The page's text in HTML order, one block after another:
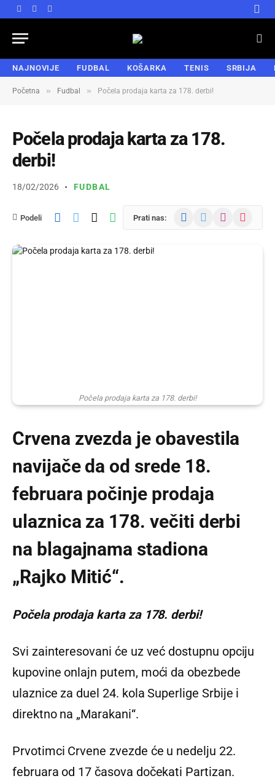
Facebook
X
Instagram
NAJNOVIJE FUDBAL KOŠARKA TENIS SRBIJA
Početna » Fudbal » Počela prodaja karta za 178. derbi!
Počela prodaja karta za 178.
derbi!
18/02/2026 FUDBAL
Podeli Prati nas: Facebook Instagram
TikTok
Počela prodaja karta za 178. derbi!
Crvena zvezda je obavestila
navijače da od srede 18.
februara počinje prodaja
ulaznica za 178. večiti derbi
na blagajnama stadiona
„Rajko Mitić“.
Počela prodaja karta za 178. derbi!
Svi zainteresovani će uz već dostupnu opciju
kupovine onlajn putem, moći da obezbede
ulaznice za duel 24. kola Superlige Srbije i
direktno na „Marakani“.
Prvotimci Crvene zvezde će u nedelju 22.
februara od 17 časova dočekati Partizan.